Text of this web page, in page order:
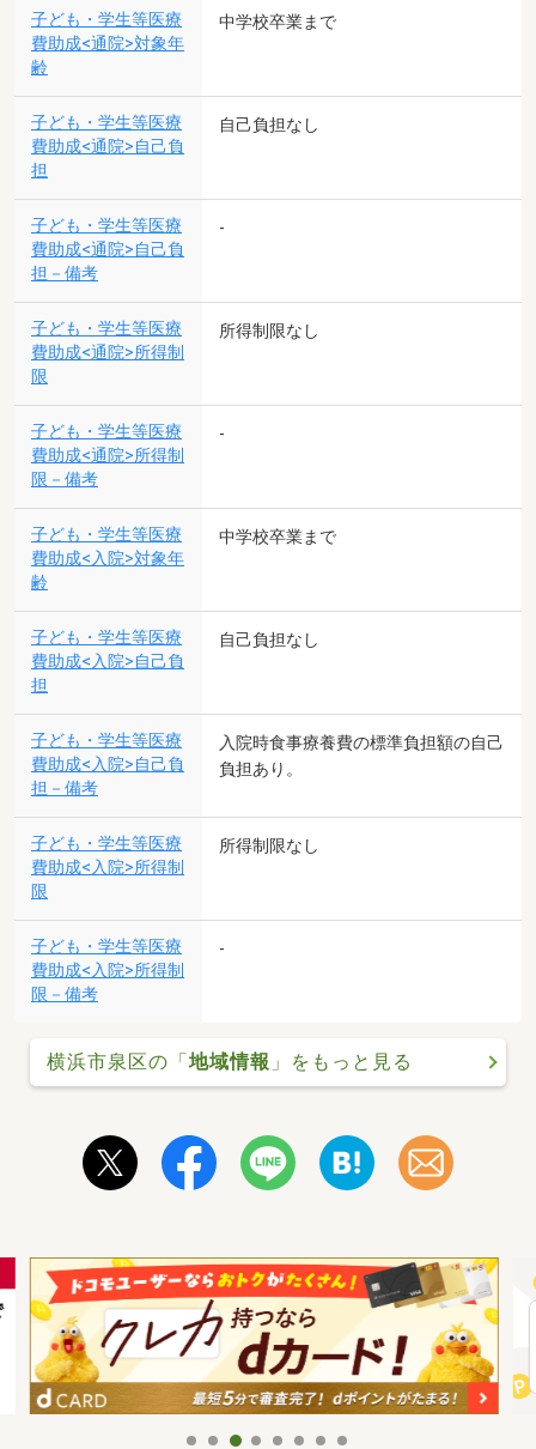
子ども・学生等医療
費助成<通院>対象年
齢
中学校卒業まで
子ども・学生等医療
費助成<通院>自己負
担
自己負担なし
子ども・学生等医療
費助成<通院>自己負
担－備考
-
子ども・学生等医療
費助成<通院>所得制
限
所得制限なし
子ども・学生等医療
費助成<通院>所得制
限－備考
-
子ども・学生等医療
費助成<入院>対象年
齢
中学校卒業まで
子ども・学生等医療
費助成<入院>自己負
担
自己負担なし
子ども・学生等医療
費助成<入院>自己負
担－備考
入院時食事療養費の標準負担額の自己
負担あり。
子ども・学生等医療
費助成<入院>所得制
限
所得制限なし
子ども・学生等医療
費助成<入院>所得制
限－備考
-
横浜市泉区の「 地域情報 」をもっと見る